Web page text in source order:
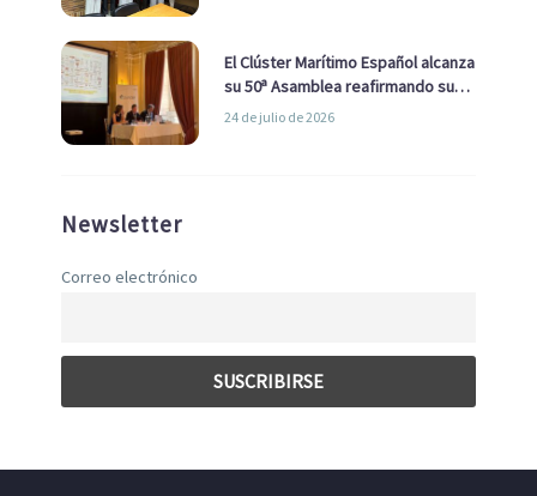
El Clúster Marítimo Español alcanza
su 50ª Asamblea reafirmando su
liderazgo en la Economía Azul
24 de julio de 2026
Newsletter
Correo electrónico